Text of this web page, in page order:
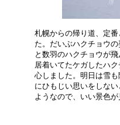
札幌からの帰り道、定
た。だいぶハクチョウ
と数羽のハクチョウが
居着いてたケガしたハ
心しました。明日は雪
にひもじい思いをしな